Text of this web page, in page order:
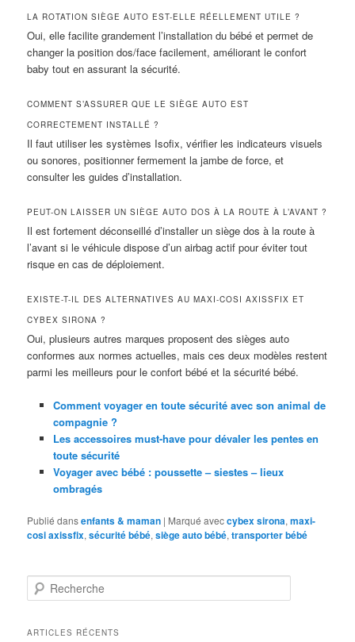
LA ROTATION SIÈGE AUTO EST-ELLE RÉELLEMENT UTILE ?
Oui, elle facilite grandement l’installation du bébé et permet de
changer la position dos/face facilement, améliorant le confort
baby tout en assurant la sécurité.
COMMENT S’ASSURER QUE LE SIÈGE AUTO EST
CORRECTEMENT INSTALLÉ ?
Il faut utiliser les systèmes Isofix, vérifier les indicateurs visuels
ou sonores, positionner fermement la jambe de force, et
consulter les guides d’installation.
PEUT-ON LAISSER UN SIÈGE AUTO DOS À LA ROUTE À L’AVANT ?
Il est fortement déconseillé d’installer un siège dos à la route à
l’avant si le véhicule dispose d’un airbag actif pour éviter tout
risque en cas de déploiement.
EXISTE-T-IL DES ALTERNATIVES AU MAXI-COSI AXISSFIX ET
CYBEX SIRONA ?
Oui, plusieurs autres marques proposent des sièges auto
conformes aux normes actuelles, mais ces deux modèles restent
parmi les meilleurs pour le confort bébé et la sécurité bébé.
Comment voyager en toute sécurité avec son animal de
compagnie ?
Les accessoires must-have pour dévaler les pentes en
toute sécurité
Voyager avec bébé : poussette – siestes – lieux
ombragés
Publié dansenfants & maman | Marqué aveccybex sirona,maxi-
cosi axissfix,sécurité bébé,siège auto bébé,transporter bébé
e
h
ARTICLES RÉCENTS